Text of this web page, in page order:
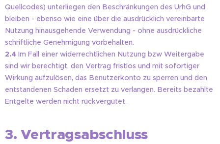
Quellcodes) unterliegen den Beschränkungen des UrhG und
bleiben - ebenso wie eine über die ausdrücklich vereinbarte
Nutzung hinausgehende Verwendung - ohne ausdrückliche
schriftliche Genehmigung vorbehalten.
2.4 Im Fall einer widerrechtlichen Nutzung bzw Weitergabe
sind wir berechtigt, den Vertrag fristlos und mit sofortiger
Wirkung aufzulösen, das Benutzerkonto zu sperren und den
entstandenen Schaden ersetzt zu verlangen. Bereits bezahlte
Entgelte werden nicht rückvergütet.
3. Vertragsabschluss